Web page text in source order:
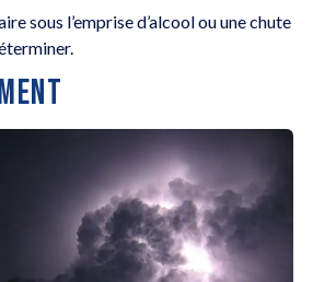
sous l’emprise d’alcool ou une chute